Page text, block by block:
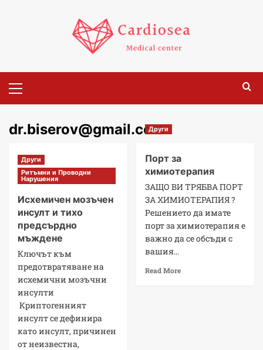
dr.biserov@gmail.com
Други
Ритъмни и Проводни
Нарушения
Исхемичен мозъчен
инсулт и тихо
предсърдно
мъждене
Ключът към
предотвратяване на
исхемични мозъчни
инсулти
Криптогенният
инсулт се дефинира
като инсулт, причинен
от неизвестна,
Други
Порт за
химиотерапия
ЗАЩО ВИ ТРЯБВА ПОРТ
ЗА ХИМИОТЕРАПИЯ ?
Решението да имате
порт за химиотерапия е
важнo да се обсъди с
вашия...
Read More